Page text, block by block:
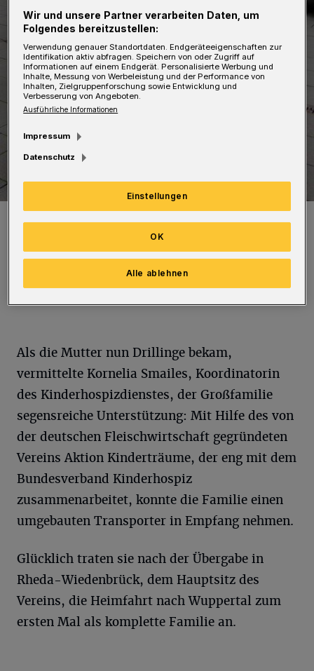
(links), Koordinatorin des Kinderhospizdienstes, der Großfamilie
segensreiche Unterstützung. Rechts die Schirmherrin des Vereins
Foto: Martin Jascha
Als die Mutter nun Drillinge bekam,
vermittelte Kornelia Smailes, Koordinatorin
des Kinderhospizdienstes, der Großfamilie
segensreiche Unterstützung: Mit Hilfe des von
der deutschen Fleischwirtschaft gegründeten
Vereins Aktion Kinderträume, der eng mit dem
Bundesverband Kinderhospiz
zusammenarbeitet, konnte die Familie einen
umgebauten Transporter in Empfang nehmen.
Glücklich traten sie nach der Übergabe in
Rheda-Wiedenbrück, dem Hauptsitz des
Vereins, die Heimfahrt nach Wuppertal zum
ersten Mal als komplette Familie an.
Wir und unsere Partner verarbeiten Daten, um
Folgendes bereitzustellen:
Verwendung genauer Standortdaten. Endgeräteeigenschaften zur
Identifikation aktiv abfragen. Speichern von oder Zugriff auf
Informationen auf einem Endgerät. Personalisierte Werbung und
Inhalte, Messung von Werbeleistung und der Performance von
Inhalten, Zielgruppenforschung sowie Entwicklung und
Verbesserung von Angeboten.
Ausführliche Informationen
Impressum
Datenschutz
Einstellungen
Alle ablehnen
OK